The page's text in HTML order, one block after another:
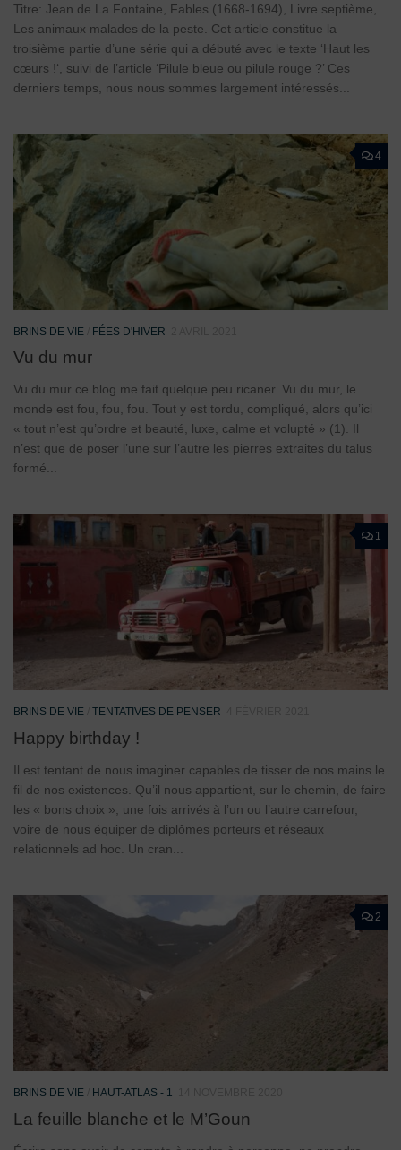
Titre: Jean de La Fontaine, Fables (1668-1694), Livre septième,
Les animaux malades de la peste. Cet article constitue la
troisième partie d’une série qui a débuté avec le texte ‘Haut les
cœurs !‘, suivi de l’article ‘Pilule bleue ou pilule rouge ?’ Ces
derniers temps, nous nous sommes largement intéressés...
4
BRINS DE VIE FÉES D'HIVER
Vu du mur
Vu du mur ce blog me fait quelque peu ricaner. Vu du mur, le
monde est fou, fou, fou. Tout y est tordu, compliqué, alors qu’ici
« tout n’est qu’ordre et beauté, luxe, calme et volupté » (1). Il
n’est que de poser l’une sur l’autre les pierres extraites du talus
formé...
1
BRINS DE VIE TENTATIVES DE PENSER
Happy birthday !
Il est tentant de nous imaginer capables de tisser de nos mains le
fil de nos existences. Qu’il nous appartient, sur le chemin, de faire
les « bons choix », une fois arrivés à l’un ou l’autre carrefour,
voire de nous équiper de diplômes porteurs et réseaux
relationnels ad hoc. Un cran...
2
BRINS DE VIE HAUT-ATLAS - 1
La feuille blanche et le M’Goun